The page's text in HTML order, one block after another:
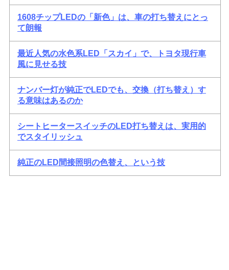
1608チップLEDの「新色」は、車の打ち替えにとっ
て朗報
最近人気の水色系LED「スカイ」で、トヨタ現行車
風に見せる技
ナンバー灯が純正でLEDでも、交換（打ち替え）す
る意味はあるのか
シートヒータースイッチのLED打ち替えは、実用的
でスタイリッシュ
純正のLED間接照明の色替え、という技